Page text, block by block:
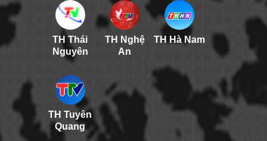
TH Thái
Nguyên
TH Nghệ
An
TH Hà Nam
TH Tuyên
Quang